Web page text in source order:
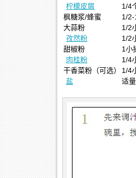
柠檬皮屑
1/4
枫糖浆/蜂蜜
1/2-
大蒜粉
1/2
孜然粉
1/2
甜椒粉
1小
肉桂粉
1/4
干香菜粉（可选）
1/4
盐
适量